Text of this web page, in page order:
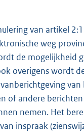
van artikel
weg
de mogelijkheid
overigens wordt
of andere
nemen. Het
inspraak